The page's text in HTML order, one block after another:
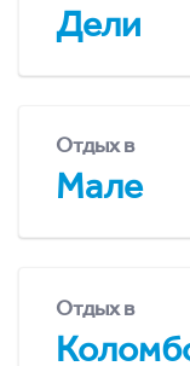
Дели
Отдых в
Мале
Отдых в